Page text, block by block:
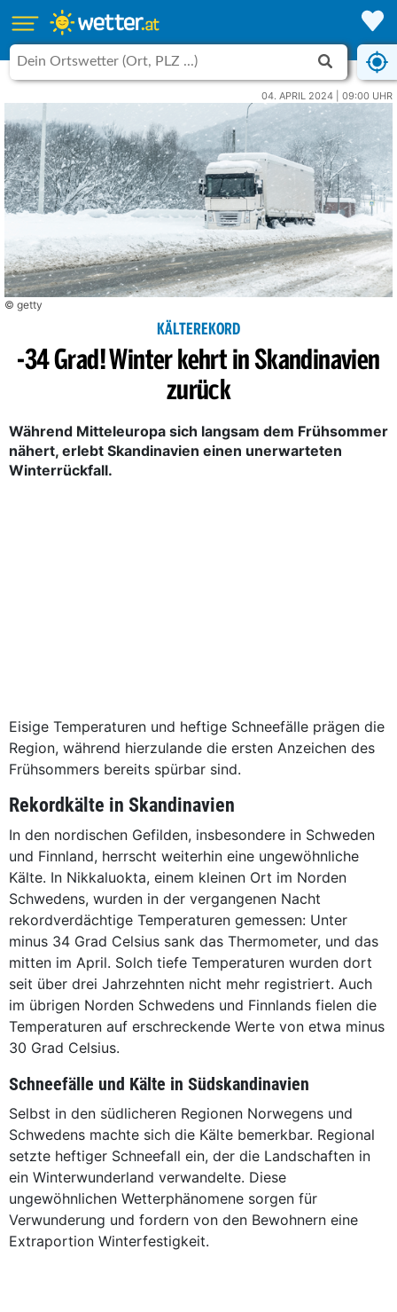
04. APRIL 2024 | 09:00 UHR
© getty
KÄLTEREKORD
-34 Grad! Winter kehrt in Skandinavien
zurück
Während Mitteleuropa sich langsam dem Frühsommer
nähert, erlebt Skandinavien einen unerwarteten
Winterrückfall.
Eisige Temperaturen und heftige Schneefälle prägen die
Region, während hierzulande die ersten Anzeichen des
Frühsommers bereits spürbar sind.
Rekordkälte in Skandinavien
In den nordischen Gefilden, insbesondere in Schweden
und Finnland, herrscht weiterhin eine ungewöhnliche
Kälte. In Nikkaluokta, einem kleinen Ort im Norden
Schwedens, wurden in der vergangenen Nacht
rekordverdächtige Temperaturen gemessen: Unter
minus 34 Grad Celsius sank das Thermometer, und das
mitten im April. Solch tiefe Temperaturen wurden dort
seit über drei Jahrzehnten nicht mehr registriert. Auch
im übrigen Norden Schwedens und Finnlands fielen die
Temperaturen auf erschreckende Werte von etwa minus
30 Grad Celsius.
Schneefälle und Kälte in Südskandinavien
Selbst in den südlicheren Regionen Norwegens und
Schwedens machte sich die Kälte bemerkbar. Regional
setzte heftiger Schneefall ein, der die Landschaften in
ein Winterwunderland verwandelte. Diese
ungewöhnlichen Wetterphänomene sorgen für
Verwunderung und fordern von den Bewohnern eine
Extraportion Winterfestigkeit.